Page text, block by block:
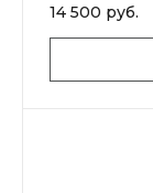
14 500 руб.